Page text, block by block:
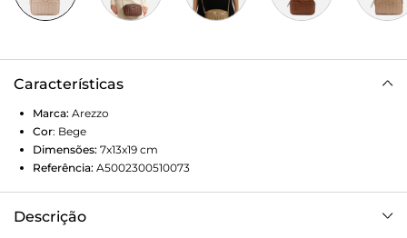
Características
Marca: Arezzo
Cor: Bege
Dimensões: 7x13x19 cm
Referência: A5002300510073
Descrição